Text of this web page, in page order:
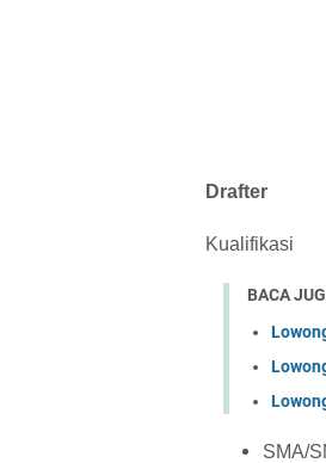
Drafter
Kualifikasi
BACA
SMA/